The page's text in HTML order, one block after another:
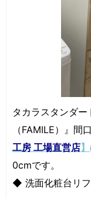
タカラスタンダ
（FAMILE）』間
工房 工場直営店】
0cmです。
◆ 洗面化粧台リ